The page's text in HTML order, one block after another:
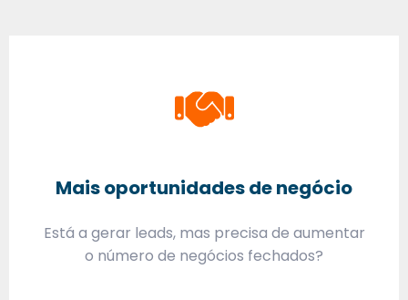
Mais oportunidades de negócio
Está a gerar leads, mas precisa de aumentar
o número de negócios fechados?